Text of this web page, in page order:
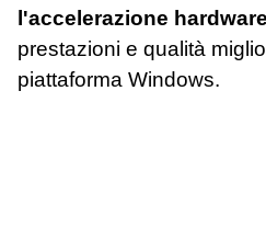
l'accelerazione hardware
prestazioni e qualità
piattaforma Windows.